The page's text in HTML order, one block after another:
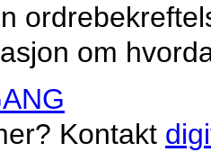
om
Kontakt